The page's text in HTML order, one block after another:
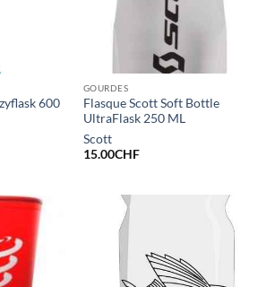
600
GOURDES
Flasque Scott Soft Bottle
UltraFlask 250 ML
Scott
15.00CHF